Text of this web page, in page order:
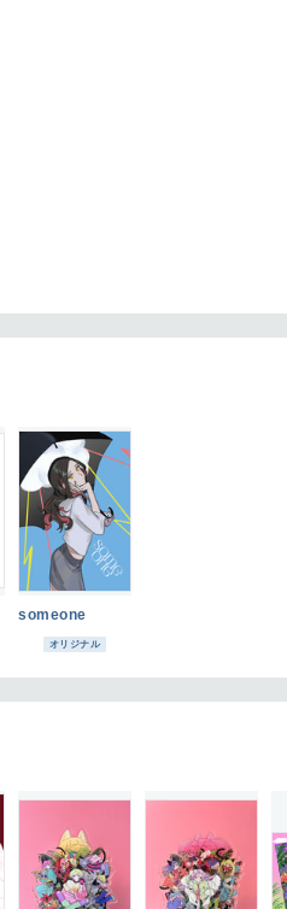
someone
オリジナル